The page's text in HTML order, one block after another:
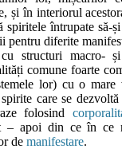
și în interiorul
spiritele întrupate să-
pentru diferite
structuri macro- și
comune foarte
lor) cu o mare
care se
folosind
– apoi din ce în ce
de manifestare.